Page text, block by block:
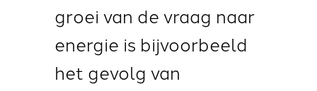
groei van de vraag naar
energie is bijvoorbeeld
het gevolg van